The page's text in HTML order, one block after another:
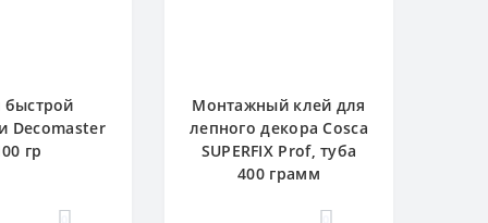
быстрой
Decomaster
гр
Монтажный клей для
лепного декора Cosca
SUPERFIX Prof, туба
400 грамм